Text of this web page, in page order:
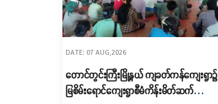
DATE: 07 AUG,2026
တောင်တွင်းကြီးမြို့နယ် ကျခတ်ကန်ကျေးရွာ၌
မြစိမ်းရောင်ကျေးရွာစီမံကိန်းမိတ်ဆက်